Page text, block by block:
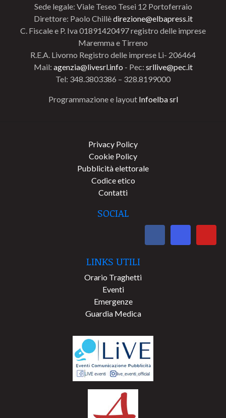
Sede legale: Viale Teseo Tesei 12 Portoferraio
Direttore: Paolo Chillèdirezione@elbapress.it
C. Fiscale e P. Iva 01891420497 registro delle imprese
Maremma e Tirreno
R.E.A. Livorno Registro delle imprese Li- 206464
Mail: agenzia@livesrl.info - Pec: srllive@pec.it
Tel: 348.3803386 – 328.8199000
Programmazione e layout Infoelba srl
Privacy Policy
Cookie Policy
Pubblicità elettorale
Codice etico
Contatti
SOCIAL
LINKS UTILI
Orario Traghetti
Eventi
Emergenze
Guardia Medica